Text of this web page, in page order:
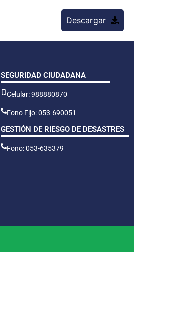
Descargar
SEGURIDAD CIUDADANA
Celular: 988880870
Fono Fijo: 053-690051
GESTIÓN DE RIESGO DE DESASTRES
Fono: 053-635379